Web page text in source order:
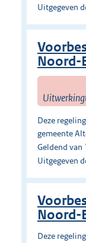
Uitgegeven
Noord-
Deze
gemeente
Geldend
Uitgegeven
Noord-
Deze